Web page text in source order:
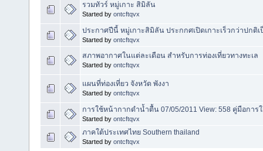
รวมทัวร์ หมู่เกาะ สิมิลัน
Started by ontcftqvx
ประกาศปีนี้ หมู่เกาะสิมิลัน ประกกศเปิดเกาะเร็วกว่าปกติ
Started by ontcftqvx
สภาพอากาศในแต่ละเดือน สำหรับการท่องเที่ยวทางทะเล
Started by ontcftqvx
แผนที่ท่องเที่ยว จังหวัด พังงา
Started by ontcftqvx
การใช้หน้ากากดำน้ำตื้น 07/05/2011 View: 558 คู่มือการ
Started by ontcftqvx
ภาคใต้ประเทศไทย Southern thailand
Started by ontcftqvx